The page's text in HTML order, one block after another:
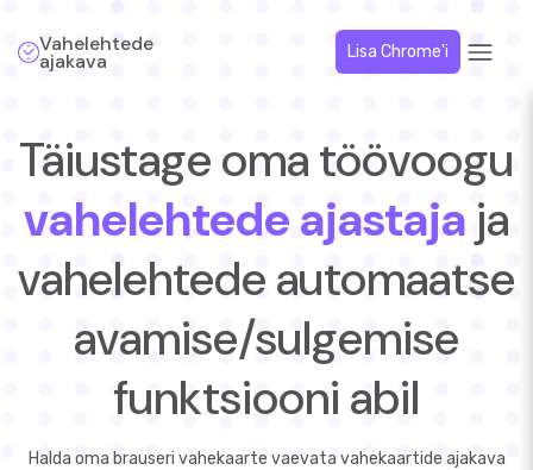
Vahelehtede
ajakava Lisa Chrome'i
Täiustage oma töövoogu
vahelehtede ajastaja ja
vahelehtede automaatse
avamise/sulgemise
funktsiooni abil
Halda oma brauseri vahekaarte vaevata vahekaartide ajakava